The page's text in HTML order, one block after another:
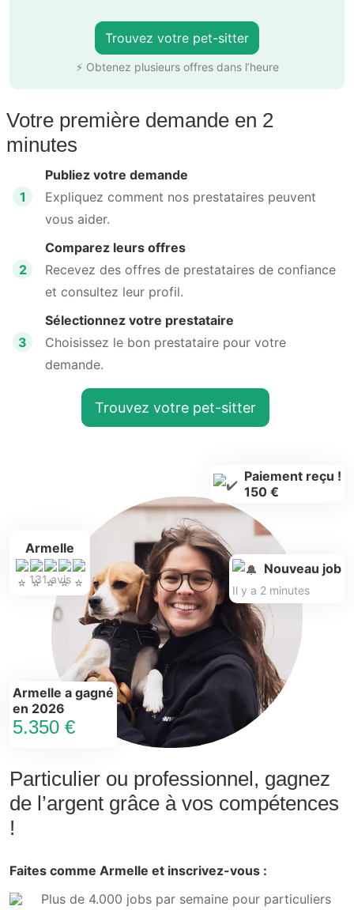
Trouvez votre pet-sitter
⚡ Obtenez plusieurs offres dans l’heure
Votre première demande en 2
minutes
1
Publiez votre demande
Expliquez comment nos prestataires peuvent
vous aider.
2
Comparez leurs offres
Recevez des offres de prestataires de confiance
et consultez leur profil.
3
Sélectionnez votre prestataire
Choisissez le bon prestataire pour votre
demande.
Trouvez votre pet-sitter
Particulier ou professionnel, gagnez
de l’argent grâce à vos compétences
!
Faites comme Armelle et inscrivez-vous :
Plus de 4.000 jobs par semaine pour particuliers
Armelle
131 avis
Armelle a gagné
en 2026
5.350 €
Paiement reçu !
150 €
Nouveau job
Il y a 2 minutes